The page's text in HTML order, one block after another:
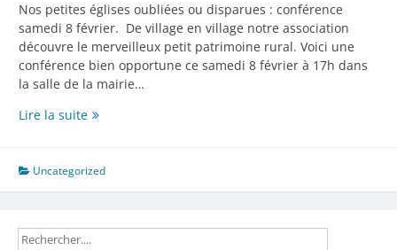
Nos petites églises oubliées ou disparues : conférence
samedi 8 février. De village en village notre association
découvre le merveilleux petit patrimoine rural. Voici une
conférence bien opportune ce samedi 8 février à 17h dans
la salle de la mairie…
Lire la suiteConférence
février
Uncategorized